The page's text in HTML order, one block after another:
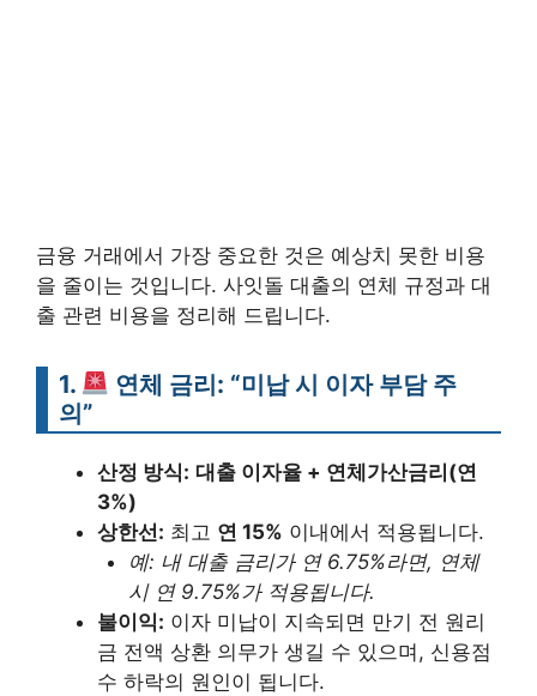
금융 거래에서 가장 중요한 것은 예상치 못한 비용
을 줄이는 것입니다. 사잇돌 대출의 연체 규정과 대
출 관련 비용을 정리해 드립니다.
1.
연체 금리: “미납 시 이자 부담 주
의”
산정 방식: 대출 이자율 + 연체가산금리(연
3%)
상한선: 최고 연 15% 이내에서 적용됩니다.
예: 내 대출 금리가 연 6.75%라면, 연체
시 연 9.75%가 적용됩니다.
불이익: 이자 미납이 지속되면 만기 전 원리
금 전액 상환 의무가 생길 수 있으며, 신용점
수 하락의 원인이 됩니다.